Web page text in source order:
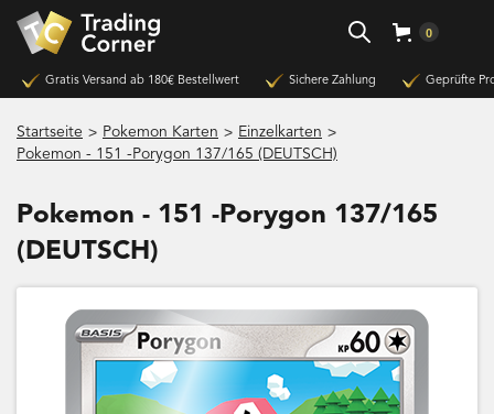
0
Gratis Versand ab 180€ Bestellwert Sichere Zahlung Geprüfte
Startseite > Pokemon Karten > Einzelkarten >
Pokemon - 151 -Porygon 137/165 (DEUTSCH)
Pokemon - 151 -Porygon 137/165
(DEUTSCH)